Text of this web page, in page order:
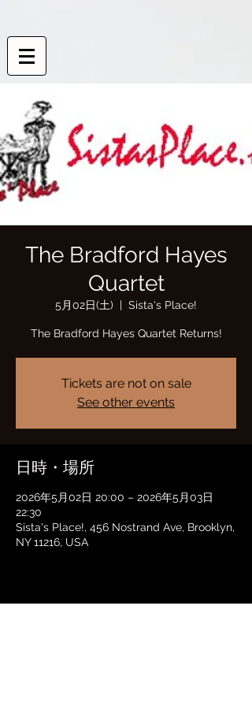
The Bradford Hayes
Quartet
5月02日(土)
  |
Sista's Place!
The Bradford Hayes Quartet Returns!
Tickets are not on sale
See other events
日時・場所
2026年5月02日 20:00 – 2026年5月03日
22:30
Sista's Place!, 456 Nostrand Ave, Brooklyn,
NY 11216, USA